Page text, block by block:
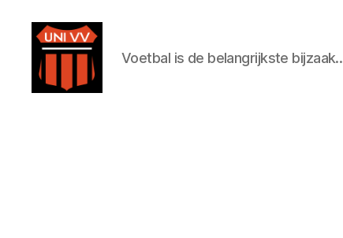
Voetbal is de belangrijkste